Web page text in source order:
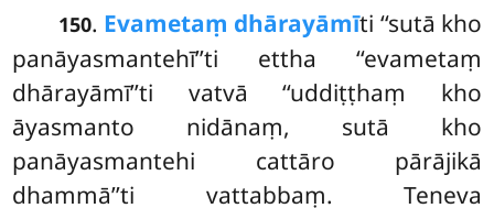
150. Evametaṃ dhārayāmīti ‘‘sutā kho
panāyasmantehī’’ti ettha ‘‘evametaṃ
dhārayāmī’’ti vatvā ‘‘uddiṭṭhaṃ kho
āyasmanto nidānaṃ, sutā kho
panāyasmantehi cattāro pārājikā
dhammā’’ti vattabbaṃ. Teneva